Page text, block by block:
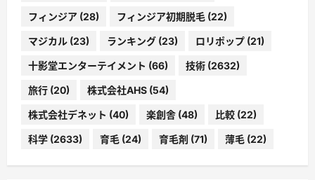
フィンジア (28) フィンジア初期脱毛 (22)
マジカル (23) ランキング (23) ロリポップ (21)
十影堂エンターテイメント (66) 技術 (2632)
旅行 (20) 株式会社AHS (54)
株式会社デネット (40) 楽創舎 (48) 比較 (22)
科学 (2633) 育毛 (24) 育毛剤 (71) 薄毛 (22)